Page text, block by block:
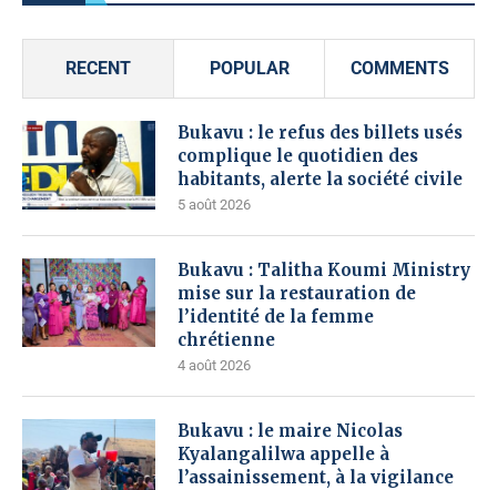
RECENT POPULAR COMMENTS
Bukavu : le refus des billets usés
complique le quotidien des
habitants, alerte la société civile
5 août 2026
Bukavu : Talitha Koumi Ministry
mise sur la restauration de
l’identité de la femme
chrétienne
4 août 2026
Bukavu : le maire Nicolas
Kyalangalilwa appelle à
l’assainissement, à la vigilance